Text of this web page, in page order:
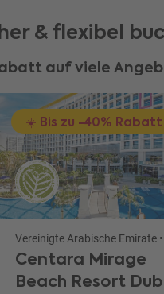
& flexibel
auf viele
☀️ Bis zu -40% Rabatt
Centara Mirage
Beach Resort